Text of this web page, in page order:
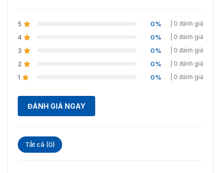
Hình ảnh thực tế của sản phẩm an ninh A1140-D
5 0% | 0 đánh giá
4 0% | 0 đánh giá
3 0% | 0 đánh giá
2 0% | 0 đánh giá
1 0% | 0 đánh giá
ĐÁNH GIÁ NGAY
Tất cả (0)